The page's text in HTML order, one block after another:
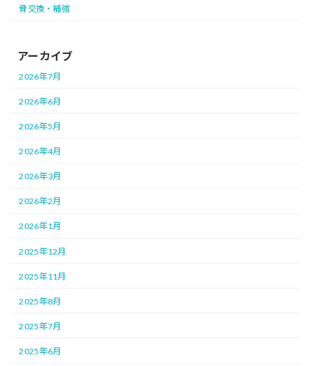
骨交換・補強
アーカイブ
2026年7月
2026年6月
2026年5月
2026年4月
2026年3月
2026年2月
2026年1月
2025年12月
2025年11月
2025年8月
2025年7月
2025年6月